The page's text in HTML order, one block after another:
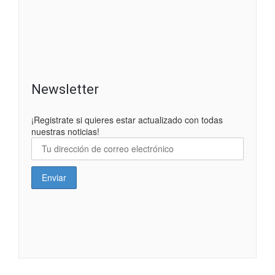
Newsletter
¡Registrate si quieres estar actualizado con todas
nuestras noticias!